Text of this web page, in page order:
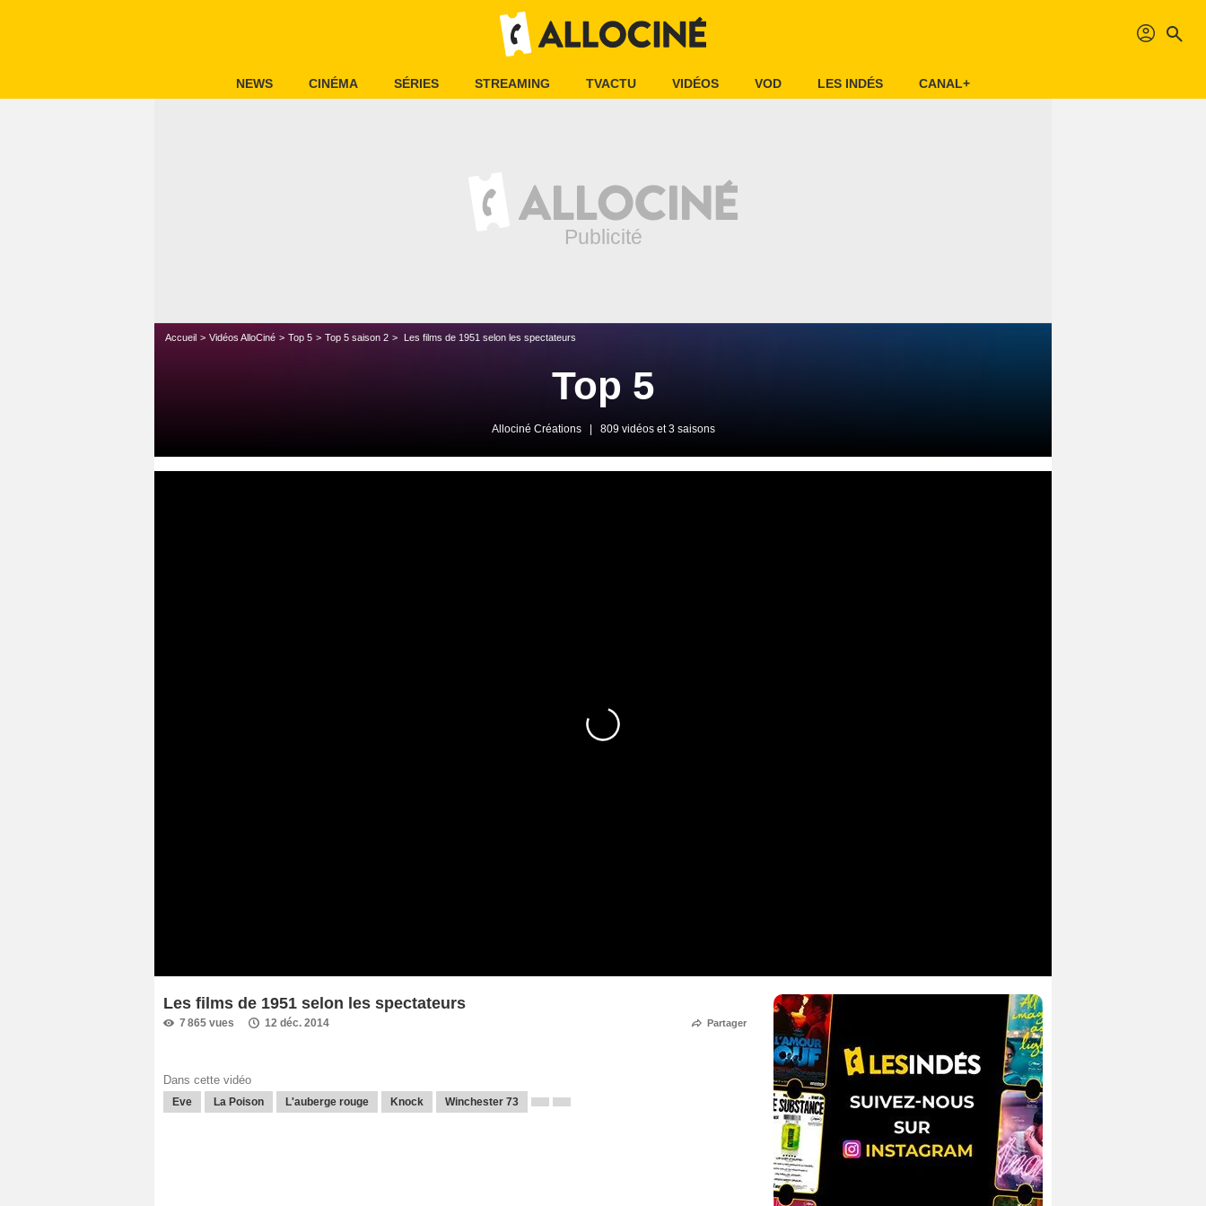
profil search
NEWS CINÉMA SÉRIES STREAMING TVACTU VIDÉOS VOD LES INDÉS CANAL+
Accueil Vidéos AlloCiné Top 5 Top 5 saison 2 Les films de 1951 selon les spectateurs
Top 5
Allociné Créations 809 vidéos et 3 saisons
Les films de 1951 selon les spectateurs
7 865 vues 12 déc. 2014 Partager
Dans cette vidéo
Eve La Poison L'auberge rouge Knock Winchester 73